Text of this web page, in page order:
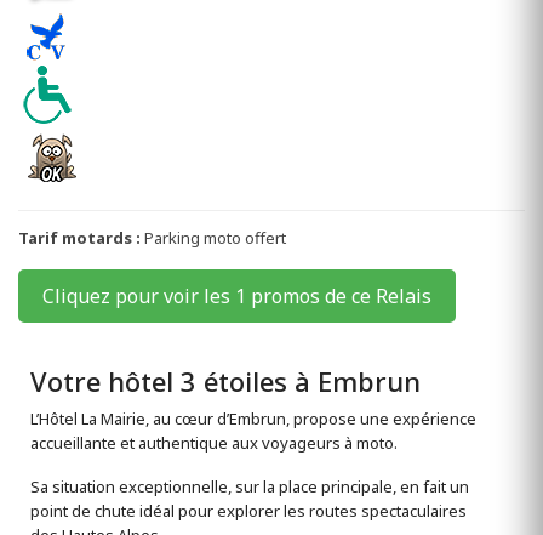
Tarif motards : Parking moto offert
Cliquez pour voir les 1 promos de ce Relais
Votre hôtel 3 étoiles à Embrun
L’Hôtel La Mairie, au cœur d’Embrun, propose une expérience
accueillante et authentique aux voyageurs à moto.
Sa situation exceptionnelle, sur la place principale, en fait un
point de chute idéal pour explorer les routes spectaculaires